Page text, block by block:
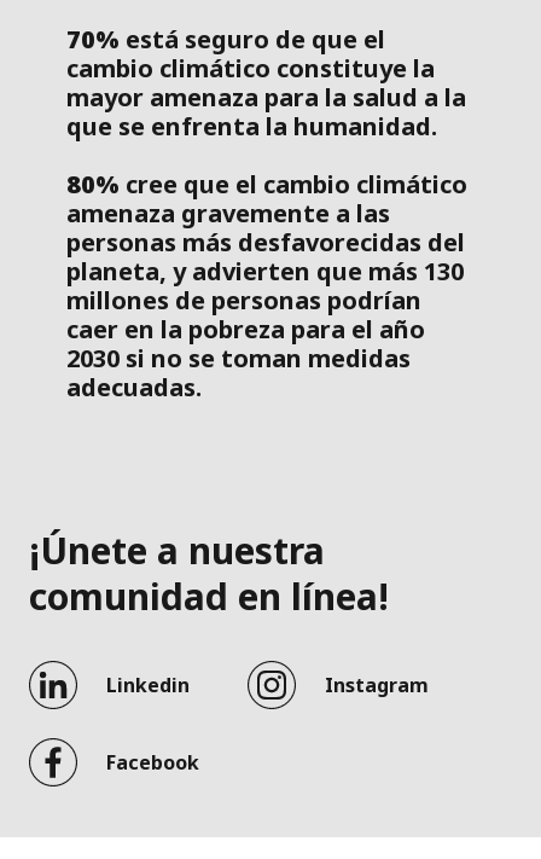
70% está seguro de que el
cambio climático constituye la
mayor amenaza para la salud a la
que se enfrenta la humanidad.
80% cree que el cambio climático
amenaza gravemente a las
personas más desfavorecidas del
planeta, y advierten que más 130
millones de personas podrían
caer en la pobreza para el año
2030 si no se toman medidas
adecuadas.
¡Únete a nuestra
comunidad en línea!
Linkedin Instagram
Facebook